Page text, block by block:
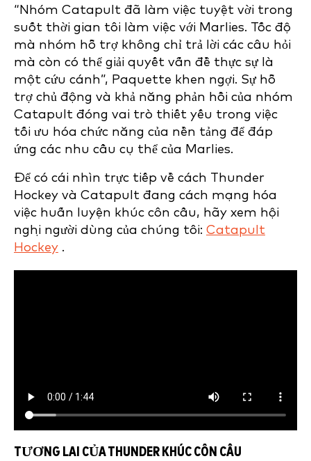
“Nhóm Catapult đã làm việc tuyệt vời trong
suốt thời gian tôi làm việc với Marlies. Tốc độ
mà nhóm hỗ trợ không chỉ trả lời các câu hỏi
mà còn có thể giải quyết vấn đề thực sự là
một cứu cánh”, Paquette khen ngợi. Sự hỗ
trợ chủ động và khả năng phản hồi của nhóm
Catapult đóng vai trò thiết yếu trong việc
tối ưu hóa chức năng của nền tảng để đáp
ứng các nhu cầu cụ thể của Marlies.
Để có cái nhìn trực tiếp về cách Thunder
Hockey và Catapult đang cách mạng hóa
việc huấn luyện khúc côn cầu, hãy xem hội
nghị người dùng của chúng tôi: Catapult
Hockey .
TƯƠNG LAI CỦA THUNDER KHÚC CÔN CẦU